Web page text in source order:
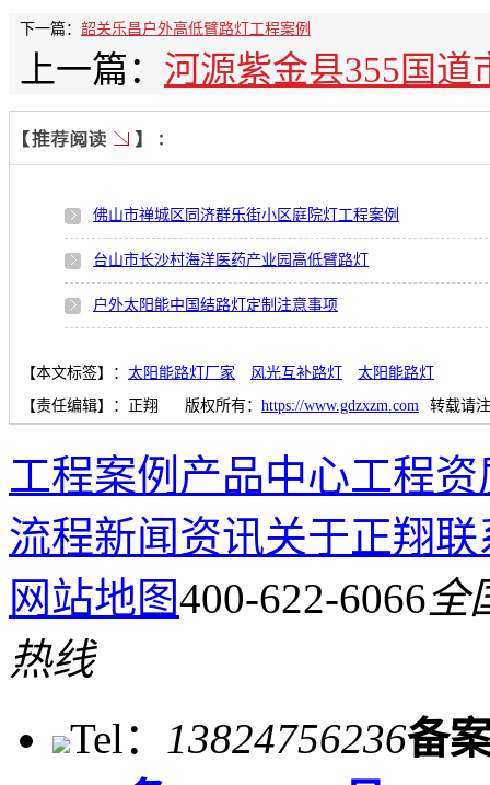
下一篇： 韶关乐昌户外高低臂路灯工程案例
上一篇： 河源紫金县355国道
佛山市禅城区同济群乐街小区庭院灯工程案例
台山市长沙村海洋医药产业园高低臂路灯
户外太阳能中国结路灯定制注意事项
【本文标签】： 太阳能路灯厂家 风光互补路灯
太阳能路灯
【责任编辑】： 正翔 版权所有： https://www.gdzxzm.com 转载请
工程案例 产品中心工程资
流程新闻资讯关于正翔联
网站地图400-622-6066全
热线
Tel： 13824756236备